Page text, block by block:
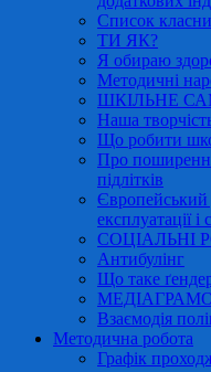
Список
ТИ ЯК?
Я обираю
Методичні
ШКІЛЬНЕ
Наша
Що робити
Про
підлітків
Європейський
експлуатації
СОЦІАЛЬНІ
Антибулінг
Що таке
Взаємодія
Методична робота
Графік